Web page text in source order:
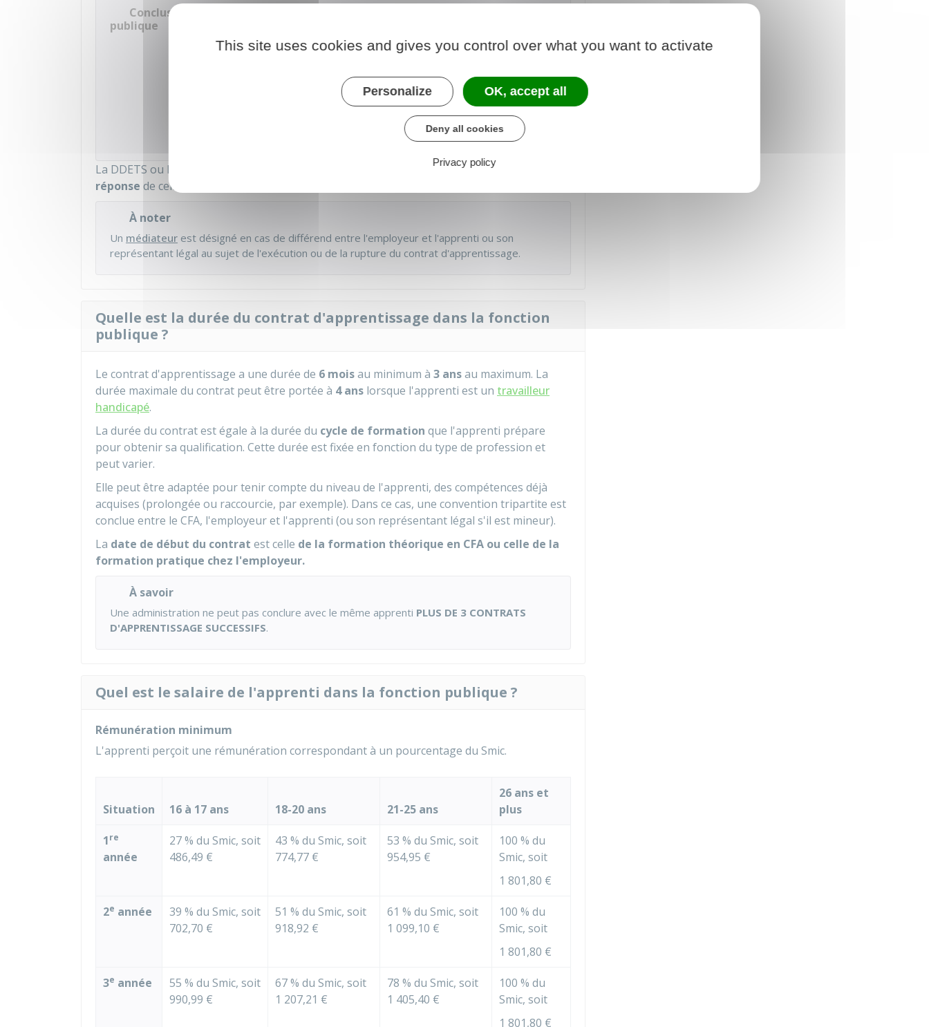
Conclusion et transmission du contrat d'apprentissage dans la fonction
publique
La DDETS ou la DDETSPP a pour statuer sur la prise en charge du contrat.
réponse de celle-ci dans ce délai, la
À noter
Un médiateur est désigné en cas de différend entre l'employeur et l'apprenti ou son
représentant légal au sujet de l'exécution ou de la rupture du contrat d'apprentissage.
Quelle est la durée du contrat d'apprentissage dans la fonction
publique ?
Le contrat d'apprentissage a une durée de 6 moisau minimum à 3 ansau maximum. La
durée maximale du contrat peut être portée à 4 ans lorsque l'apprenti est un travailleur
handicapé.
La durée du contrat est égale à la durée du cycle de formation que l'apprenti prépare
pour obtenir sa qualification. Cette durée est fixée en fonction du type de profession et
peut varier.
Elle peut être adaptée pour tenir compte du niveau de l'apprenti, des compétences déjà
acquises (prolongée ou raccourcie, par exemple). Dans ce cas, une convention tripartite est
conclue entre le CFA, l'employeur et l'apprenti (ou son représentant légal s'il est mineur).
La date de début du contrat est celle de la formation théorique en CFA ou celle de la
formation pratique chez l'employeur.
À savoir
Une administration ne peut pas conclure avec le même apprenti PLUS DE 3 CONTRATS
D'APPRENTISSAGE SUCCESSIFS.
Quel est le salaire de l'apprenti dans la fonction publique ?
Rémunération minimum
L'apprenti perçoit une rémunération correspondant à un pourcentage du Smic.
Situation 16 à 17 ans 18-20 ans 21-25 ans
26 ans et
plus
1re
année
27 % du Smic, soit
486,49 €
43 % du Smic, soit
774,77 €
53 % du Smic, soit
954,95 €
100 % du
Smic, soit
1 801,80 €
2e année 39 % du Smic, soit
702,70 €
51 % du Smic, soit
918,92 €
61 % du Smic, soit
1 099,10 €
100 % du
Smic, soit
1 801,80 €
3e année 55 % du Smic, soit
990,99 €
67 % du Smic, soit
1 207,21 €
78 % du Smic, soit
1 405,40 €
100 % du
Smic, soit
1 801,80 €
This site uses cookies and gives you control over what you want to activate
Personalize OK, accept all
Deny all cookies
Privacy policy